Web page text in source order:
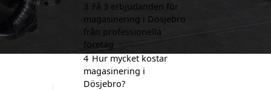
3 Få 3 erbjudanden för
magasinering i Dösjebro
från professionella
företag
4 Hur mycket kostar
magasinering i
Dösjebro?